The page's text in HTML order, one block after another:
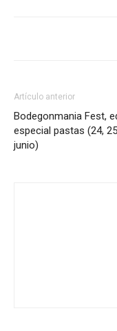
Artículo anterior
Bodegonmania Fest,
especial pastas (24,
junio)